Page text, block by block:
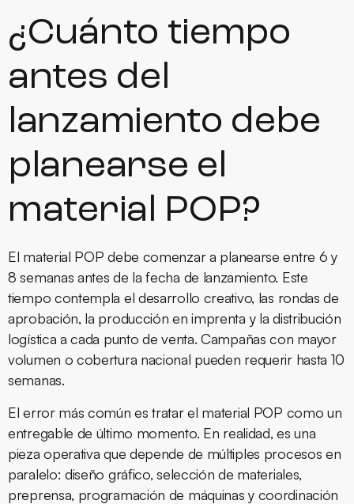
¿Cuánto tiempo
antes del
lanzamiento debe
planearse el
material POP?
El material POP debe comenzar a planearse entre 6 y
8 semanas antes de la fecha de lanzamiento. Este
tiempo contempla el desarrollo creativo, las rondas de
aprobación, la producción en imprenta y la distribución
logística a cada punto de venta. Campañas con mayor
volumen o cobertura nacional pueden requerir hasta 10
semanas.
El error más común es tratar el material POP como un
entregable de último momento. En realidad, es una
pieza operativa que depende de múltiples procesos en
paralelo: diseño gráfico, selección de materiales,
preprensa, programación de máquinas y coordinación